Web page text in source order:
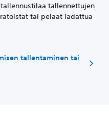
tallennettujen
tai pelaat ladattua
tallentaminen tai